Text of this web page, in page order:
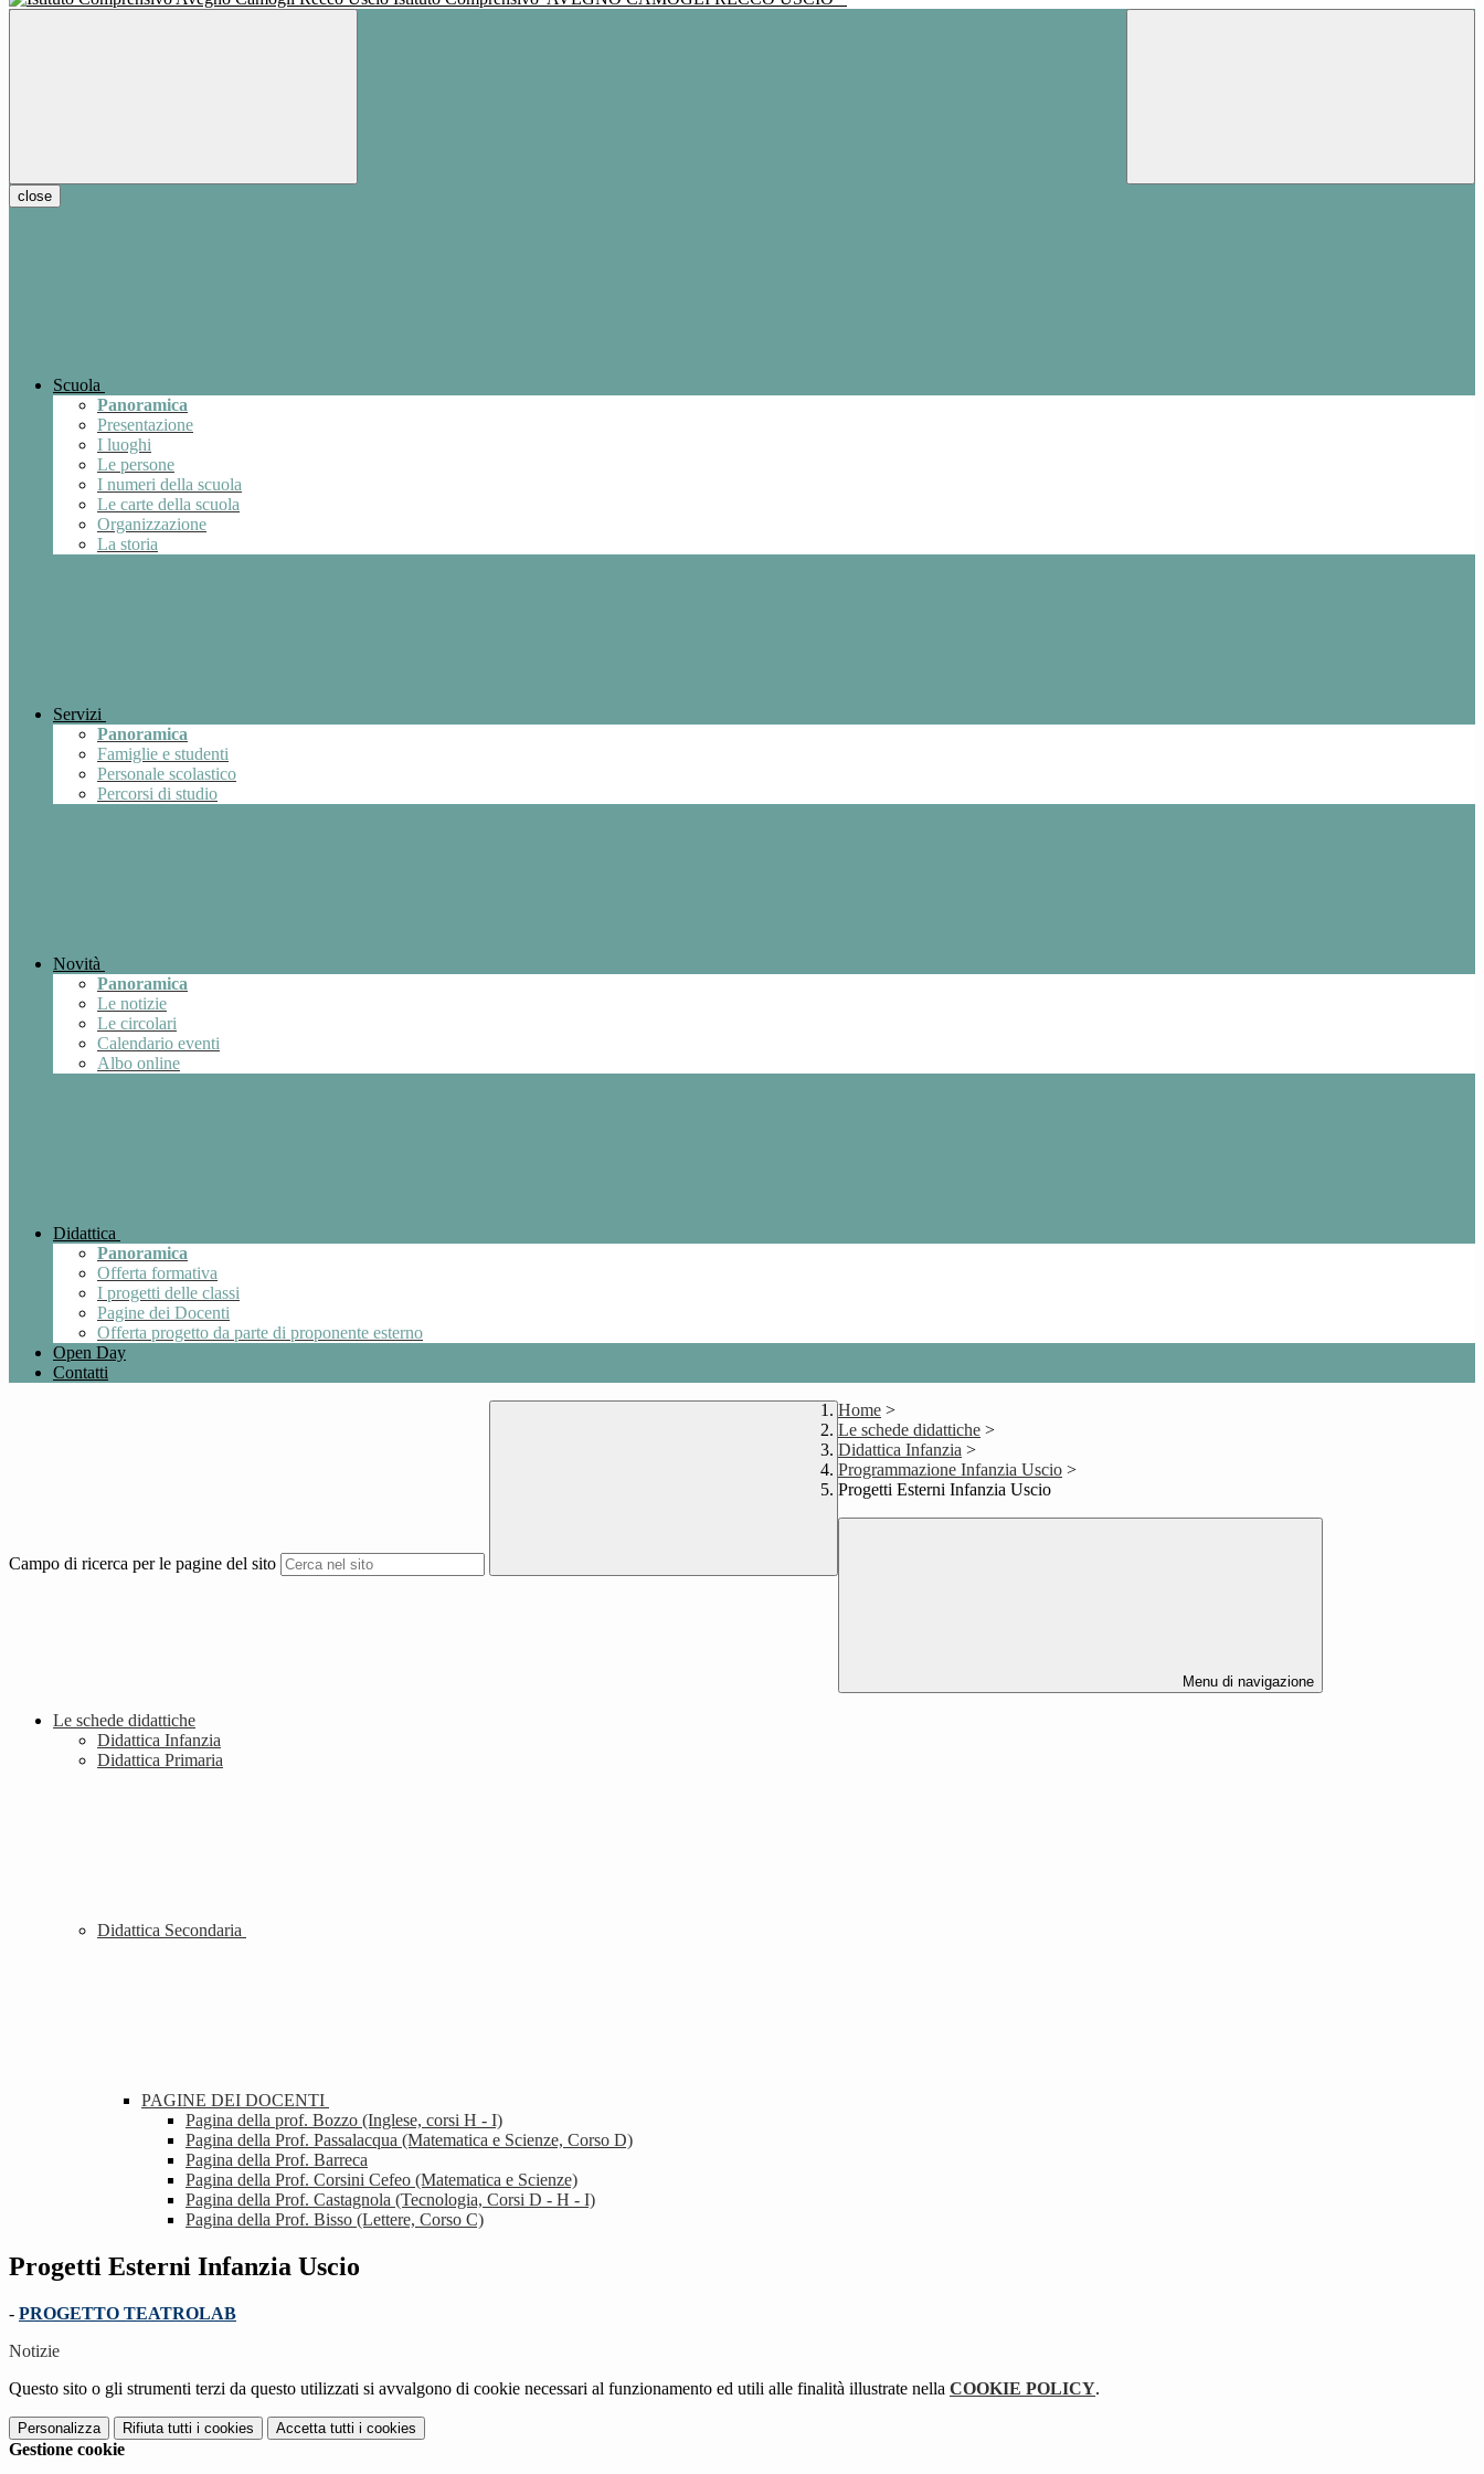
close
Scuola
Panoramica
Presentazione
I luoghi
Le persone
I numeri della scuola
Le carte della scuola
Organizzazione
La storia
Servizi
Panoramica
Famiglie e studenti
Personale scolastico
Percorsi di studio
Novità
Panoramica
Le notizie
Le circolari
Calendario eventi
Albo online
Didattica
Panoramica
Offerta formativa
I progetti delle classi
Pagine dei Docenti
Offerta progetto da parte di proponente esterno
Open Day
Contatti
Campo di ricerca per le pagine del sito
Home >
Le schede didattiche >
Didattica Infanzia >
Programmazione Infanzia Uscio >
Progetti Esterni Infanzia Uscio
Menu di navigazione
Le schede didattiche
Didattica Infanzia
Didattica Primaria
Didattica Secondaria
PAGINE DEI DOCENTI
Pagina della prof. Bozzo (Inglese, corsi H - I)
Pagina della Prof. Passalacqua (Matematica e Scienze, Corso D)
Pagina della Prof. Barreca
Pagina della Prof. Corsini Cefeo (Matematica e Scienze)
Pagina della Prof. Castagnola (Tecnologia, Corsi D - H - I)
Pagina della Prof. Bisso (Lettere, Corso C)
Progetti Esterni Infanzia Uscio
- PROGETTO TEATROLAB
Notizie
Questo sito o gli strumenti terzi da questo utilizzati si avvalgono di cookie necessari al funzionamento ed utili alle finalità illustrate nella COOKIE POLICY.
Personalizza Rifiuta tutti i cookies Accetta tutti i cookies
Gestione cookie